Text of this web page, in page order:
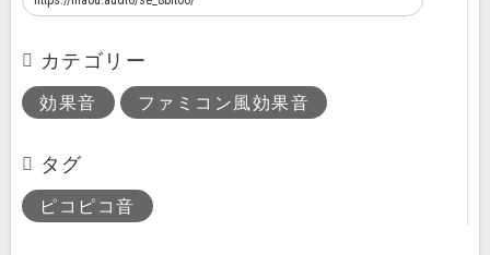
カテゴリー
効果音 ファミコン風効果音
タグ
ピコピコ音